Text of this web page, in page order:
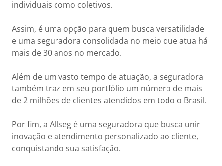
individuais como coletivos.
Assim, é uma opção para quem busca versatilidade
e uma seguradora consolidada no meio que atua há
mais de 30 anos no mercado.
Além de um vasto tempo de atuação, a seguradora
também traz em seu portfólio um número de mais
de 2 milhões de clientes atendidos em todo o Brasil.
Por fim, a Allseg é uma seguradora que busca unir
inovação e atendimento personalizado ao cliente,
conquistando sua satisfação.